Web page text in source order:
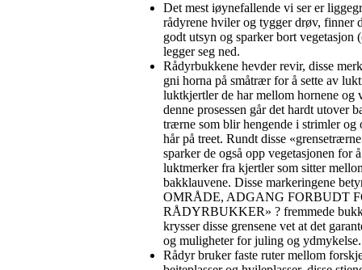
Det mest iøynefallende vi ser er
rådyrene hviler og tygger drøv, finner
godt utsyn og sparker bort vegetasjon
legger seg ned.
Rådyrbukkene hevder revir, disse
gni horna på småtrær for å sette av
luktkjertler de har mellom hornene og
denne prosessen går det hardt utover
trærne som blir hengende i strimler og
hår på treet. Rundt disse
sparker de også opp vegetasjonen for
luktmerker fra kjertler som sitter
bakklauvene. Disse markeringene
OMRÅDE, ADGANG FORBUDT
RÅDYRBUKKER» ? fremmede
krysser disse grensene vet at det
og muligheter for juling og ydmykelse.
Rådyr bruker faste ruter mellom